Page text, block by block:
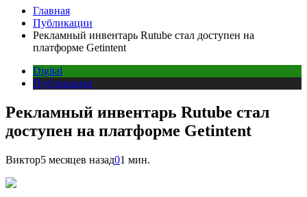
Главная
Публикации
Рекламный инвентарь Rutube стал доступен на
платформе Getintent
Digital
Публикации
Рекламный инвентарь Rutube стал
доступен на платформе Getintent
Виктор5 месяцев назад01 мин.